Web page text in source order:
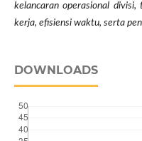
kelancaran operasional
kerja, efisiensi waktu, serta
DOWNLOADS